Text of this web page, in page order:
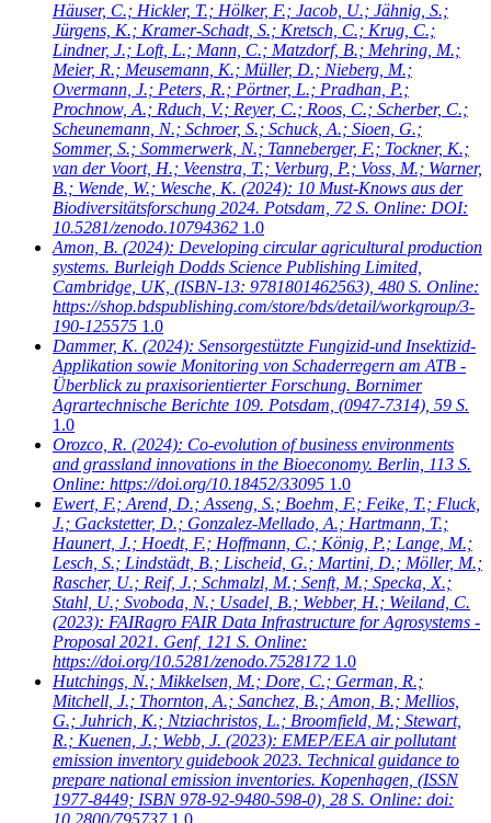
Häuser, C.; Hickler, T.; Hölker, F.; Jacob, U.; Jähnig, S.;
Jürgens, K.; Kramer-Schadt, S.; Kretsch, C.; Krug, C.;
Lindner, J.; Loft, L.; Mann, C.; Matzdorf, B.; Mehring, M.;
Meier, R.; Meusemann, K.; Müller, D.; Nieberg, M.;
Overmann, J.; Peters, R.; Pörtner, L.; Pradhan, P.;
Prochnow, A.; Rduch, V.; Reyer, C.; Roos, C.; Scherber, C.;
Scheunemann, N.; Schroer, S.; Schuck, A.; Sioen, G.;
Sommer, S.; Sommerwerk, N.; Tanneberger, F.; Tockner, K.;
van der Voort, H.; Veenstra, T.; Verburg, P.; Voss, M.; Warner,
B.; Wende, W.; Wesche, K. (2024): 10 Must-Knows aus der
Biodiversitätsforschung 2024. Potsdam, 72 S. Online: DOI:
10.5281/zenodo.10794362 1.0
Amon, B. (2024): Developing circular agricultural production
systems. Burleigh Dodds Science Publishing Limited,
Cambridge, UK, (ISBN-13: 9781801462563), 480 S. Online:
https://shop.bdspublishing.com/store/bds/detail/workgroup/3-
190-125575 1.0
Dammer, K. (2024): Sensorgestützte Fungizid-und Insektizid-
Applikation sowie Monitoring von Schaderregern am ATB -
Überblick zu praxisorientierter Forschung. Bornimer
Agrartechnische Berichte 109. Potsdam, (0947-7314), 59 S.
1.0
Orozco, R. (2024): Co-evolution of business environments
and grassland innovations in the Bioeconomy. Berlin, 113 S.
Online: https://doi.org/10.18452/33095 1.0
Ewert, F.; Arend, D.; Asseng, S.; Boehm, F.; Feike, T.; Fluck,
J.; Gackstetter, D.; Gonzalez-Mellado, A.; Hartmann, T.;
Haunert, J.; Hoedt, F.; Hoffmann, C.; König, P.; Lange, M.;
Lesch, S.; Lindstädt, B.; Lischeid, G.; Martini, D.; Möller, M.;
Rascher, U.; Reif, J.; Schmalzl, M.; Senft, M.; Specka, X.;
Stahl, U.; Svoboda, N.; Usadel, B.; Webber, H.; Weiland, C.
(2023): FAIRagro FAIR Data Infrastructure for Agrosystems -
Proposal 2021. Genf, 121 S. Online:
https://doi.org/10.5281/zenodo.7528172 1.0
Hutchings, N.; Mikkelsen, M.; Dore, C.; German, R.;
Mitchell, J.; Thornton, A.; Sanchez, B.; Amon, B.; Mellios,
G.; Juhrich, K.; Ntziachristos, L.; Broomfield, M.; Stewart,
R.; Kuenen, J.; Webb, J. (2023): EMEP/EEA air pollutant
emission inventory guidebook 2023. Technical guidance to
prepare national emission inventories. Kopenhagen, (ISSN
1977-8449; ISBN 978-92-9480-598-0), 28 S. Online: doi: